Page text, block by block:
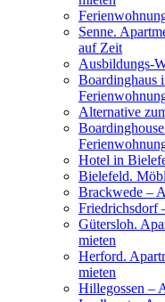
Senne.
auf Zeit
Ausbildungs-
Boardinghaus
Alternative
Hotel in
Bielefeld.
Brackwede –
Friedrichsdorf
Gütersloh.
mieten
Herford.
mieten
Hillegossen –